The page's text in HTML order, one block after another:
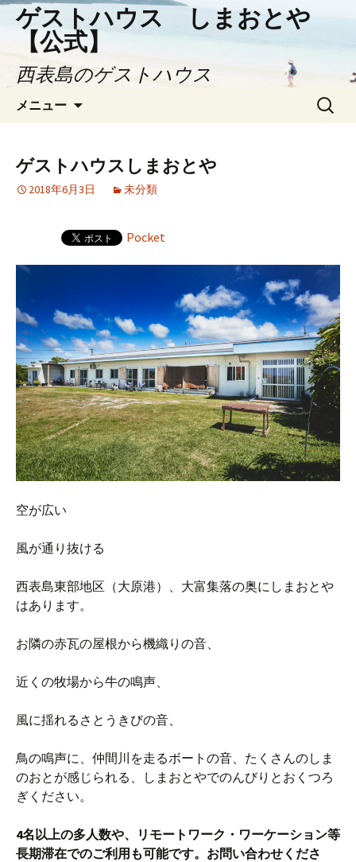
ゲストハウス しまおとや
【公式】
西表島のゲストハウス
メニュー
ツ
へ
キ
ッ
プ
検
索:
ゲストハウスしまおとや
2018年6月3日 未分類
Pocket
空が広い
風が通り抜ける
西表島東部地区（大原港）、大富集落の奥にしまおとや
はあります。
お隣の赤瓦の屋根から機織りの音、
近くの牧場から牛の鳴声、
風に揺れるさとうきびの音、
鳥の鳴声に、仲間川を走るボートの音、たくさんのしま
のおとが感じられる、しまおとやでのんびりとおくつろ
ぎください。
4名以上の多人数や、リモートワーク・ワーケーション等
長期滞在でのご利用も可能です。お問い合わせくださ